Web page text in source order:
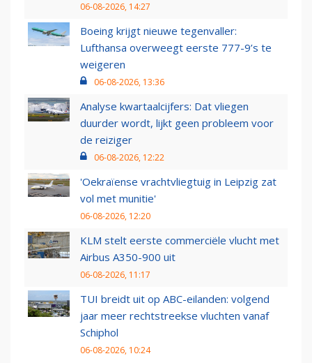
06-08-2026, 14:27
Boeing krijgt nieuwe tegenvaller:
Lufthansa overweegt eerste 777-9’s te
weigeren
06-08-2026, 13:36
Analyse kwartaalcijfers: Dat vliegen
duurder wordt, lijkt geen probleem voor
de reiziger
06-08-2026, 12:22
'Oekraïense vrachtvliegtuig in Leipzig zat
vol met munitie'
06-08-2026, 12:20
KLM stelt eerste commerciële vlucht met
Airbus A350-900 uit
06-08-2026, 11:17
TUI breidt uit op ABC-eilanden: volgend
jaar meer rechtstreekse vluchten vanaf
Schiphol
06-08-2026, 10:24